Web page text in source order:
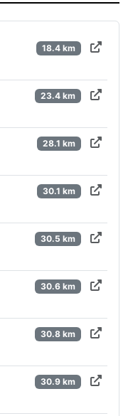
18.4 km
23.4 km
28.1 km
30.1 km
30.5 km
30.6 km
30.8 km
30.9 km